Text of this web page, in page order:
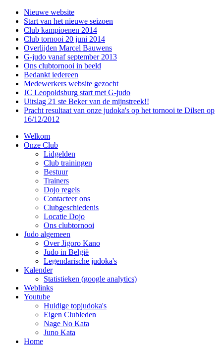
Nieuwe website
Start van het nieuwe seizoen
Club kampioenen 2014
Club tornooi 20 juni 2014
Overlijden Marcel Bauwens
G-judo vanaf september 2013
Ons clubtornooi in beeld
Bedankt iedereen
Medewerkers website gezocht
JC Leopoldsburg start met G-judo
Uitslag 21 ste Beker van de mijnstreek!!
Pracht resultaat van onze judoka's op het tornooi te Dilsen op
16/12/2012
Welkom
Onze Club
Lidgelden
Club trainingen
Bestuur
Trainers
Dojo regels
Contacteer ons
Clubgeschiedenis
Locatie Dojo
Ons clubtornooi
Judo algemeen
Over Jigoro Kano
Judo in België
Legendarische judoka's
Kalender
Statistieken (google analytics)
Weblinks
Youtube
Huidige topjudoka's
Eigen Clubleden
Nage No Kata
Juno Kata
Home